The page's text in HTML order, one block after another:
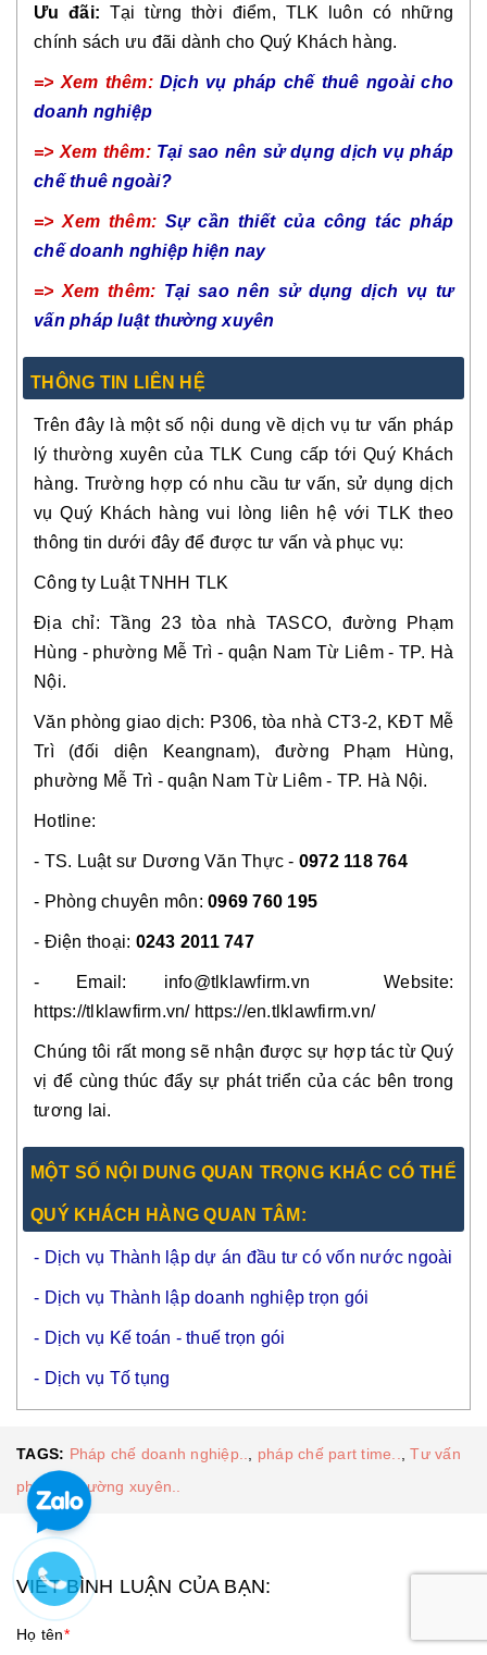
Ưu đãi: Tại từng thời điểm, TLK luôn có những
chính sách ưu đãi dành cho Quý Khách hàng.
=> Xem thêm: Dịch vụ pháp chế thuê ngoài cho
doanh nghiệp
=> Xem thêm: Tại sao nên sử dụng dịch vụ pháp
chế thuê ngoài?
=> Xem thêm: Sự cần thiết của công tác pháp
chế doanh nghiệp hiện nay
=> Xem thêm: Tại sao nên sử dụng dịch vụ tư
vấn pháp luật thường xuyên
THÔNG TIN LIÊN HỆ
Trên đây là một số nội dung về dịch vụ tư vấn pháp
lý thường xuyên của TLK Cung cấp tới Quý Khách
hàng. Trường hợp có nhu cầu tư vấn, sử dụng dịch
vụ Quý Khách hàng vui lòng liên hệ với TLK theo
thông tin dưới đây để được tư vấn và phục vụ:
Công ty Luật TNHH TLK
Địa chỉ: Tầng 23 tòa nhà TASCO, đường Phạm
Hùng - phường Mễ Trì - quận Nam Từ Liêm - TP. Hà
Nội.
Văn phòng giao dịch: P306, tòa nhà CT3-2, KĐT Mễ
Trì (đối diện Keangnam), đường Phạm Hùng,
phường Mễ Trì - quận Nam Từ Liêm - TP. Hà Nội.
Hotline:
- TS. Luật sư Dương Văn Thực - 0972 118 764
- Phòng chuyên môn: 0969 760 195
- Điện thoại: 0243 2011 747
- Email: info@tlklawfirm.vn Website:
https://tlklawfirm.vn/ https://en.tlklawfirm.vn/
Chúng tôi rất mong sẽ nhận được sự hợp tác từ Quý
vị để cùng thúc đẩy sự phát triển của các bên trong
tương lai.
MỘT SỐ NỘI DUNG QUAN TRỌNG KHÁC CÓ THỂ
QUÝ KHÁCH HÀNG QUAN TÂM:
- Dịch vụ Thành lập dự án đầu tư có vốn nước ngoài
- Dịch vụ Thành lập doanh nghiệp trọn gói
- Dịch vụ Kế toán - thuế trọn gói
- Dịch vụ Tố tụng
TAGS: Pháp chế doanh nghiệp.. pháp chế part time.. ,Tư vấn
pháp lý thường xuyên..
VIẾT BÌNH LUẬN CỦA BẠN:
Họ tên*